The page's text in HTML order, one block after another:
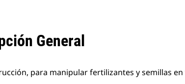
General
para manipular fertilizantes y semillas en